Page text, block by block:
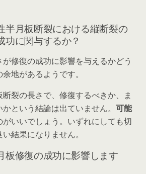
半月板断裂における縦断裂の
功に関与するか？
が修復の成功に影響を与えるかどう
地があるようです。
裂の長さで、修復するべきか、ま
という結論は出ていません。 可能
がいいでしょう。いずれにしても切
結果になりません。
板修復の成功に影響します